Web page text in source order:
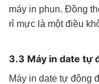
máy in phun. Đồng
rỉ mực là một điều
3.3 Máy in date tự
Máy in date tự động